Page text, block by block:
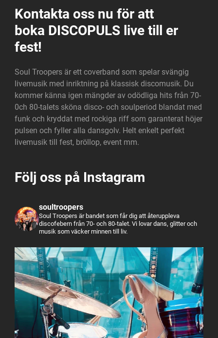
Kontakta oss nu för att
boka DISCOPULS live till er
fest!
Soul Troopers är ett coverband som spelar svängig
livemusik med inriktning på klassisk discomusik. Du
kommer känna igen mängder av odödliga hits från 70-
0ch 80-talets sköna disco- och soulperiod blandat med
funk och kryddat med rockiga riff som garanterat höjer
pulsen och fyller alla dansgolv. Helt enkelt perfekt
livemusik till fest, bröllop, event mm.
Följ oss på Instagram
soultroopers
Soul Troopers är bandet som får dig att återuppleva
discofebern från 70- och 80-talet. Vi lovar dans, glitter och
musik som väcker minnen till liv.